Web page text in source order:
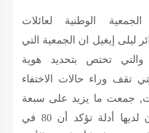
الوطنية لعائلات
ليلى إيغيل ان الجمعية التي
تختص بتحديد هوية
تقف وراء حالات الاختفاء
جمعت ما يزيد على سبعة
آلاف ملف. وقالت ان لديها أدلة تؤكد أن 80 في